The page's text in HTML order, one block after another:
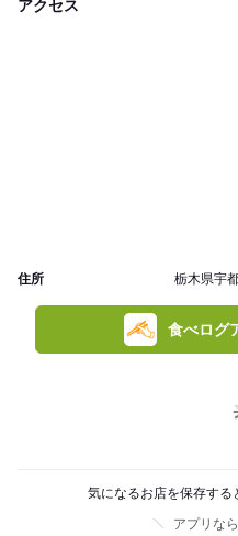
アクセス
住所 栃木県宇
食べログ
気になるお店を保存する
アプリな